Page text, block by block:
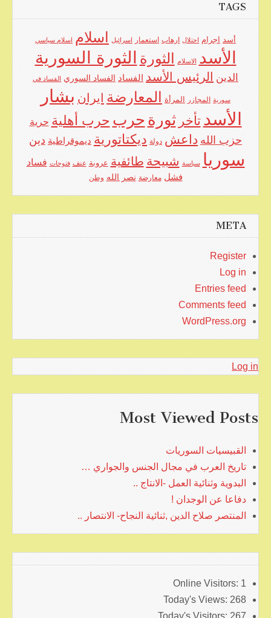
TAGS
أسد اجرام احتلال ارهاب استعمار اسرائيل اسلام اسلام سياسي
الأسد الاسلام الثورة الثورة السورية
الدين الرئيس الأسد الفساد الفساد السوري الفساد في
سورية المجازر المرأة المعارضة ايران بشار
الأسد تأخر ثورة حرب حرب أهلية حرية
حزب الله داعش دولة ديكتاتورية ديموقراطية دين
سوريا سياسة شبيحة طائفية عروبة عنف فتوحات فساد
فشل معارضة نصر الله وطن
META
Register
Log in
Entries feed
Comments feed
WordPress.org
Log in
Most Viewed Posts
القبيسيات السوريات
تاريخ العرب في مجال الجنس والجواري …
البدوية وثنائية العمل -الانتاج ..
دفاعا عن الوجدان !
المنتصر صلاح الدين ,ثنائية النجاح- الانتصار ..
Online Visitors: 1
Today's Views: 268
Today's Visitors: 267